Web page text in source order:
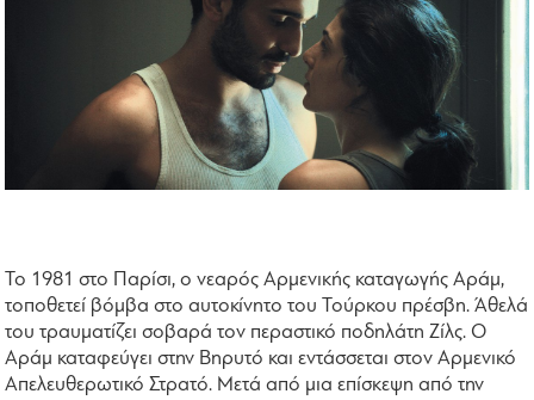
Το 1981 στο Παρίσι, ο νεαρός Αρμενικής καταγωγής Αράμ,
τοποθετεί βόμβα στο αυτοκίνητο του Τούρκου πρέσβη. Άθελά
του τραυματίζει σοβαρά τον περαστικό ποδηλάτη Ζίλς. Ο
Αράμ καταφεύγει στην Βηρυτό και εντάσσεται στον Αρμενικό
Απελευθερωτικό Στρατό. Μετά από μια επίσκεψη από την